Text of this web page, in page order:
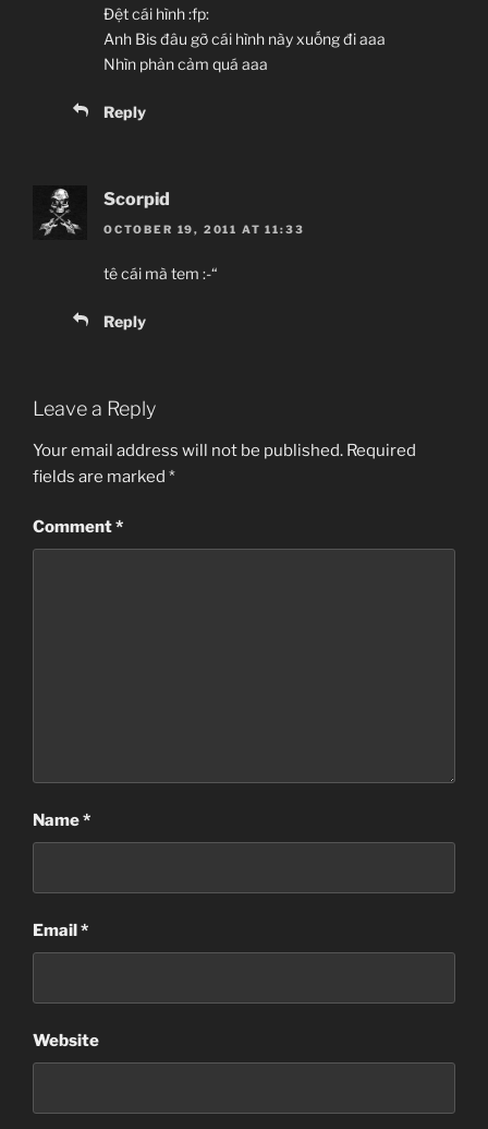
Đệt cái hình :fp:
Anh Bis đâu gỡ cái hình này xuống đi aaa
Nhìn phản cảm quá aaa
Reply
Scorpid
OCTOBER 19, 2011 AT 11:33
tê cái mà tem :-“
Reply
Leave a Reply
Your email address will not be published. Required
fields are marked *
Comment*
Name*
Email*
Website